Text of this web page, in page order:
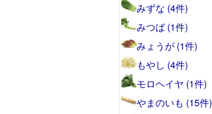
みずな (4件)
みつば (1件)
みょうが (1件)
もやし (4件)
モロヘイヤ (1件)
やまのいも (15件)